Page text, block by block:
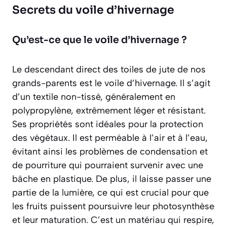
Secrets du voile d’hivernage
Qu’est-ce que le voile d’hivernage ?
Le descendant direct des toiles de jute de nos
grands-parents est le voile d’hivernage. Il s’agit
d’un textile non-tissé, généralement en
polypropylène, extrêmement léger et résistant.
Ses propriétés sont idéales pour la protection
des végétaux. Il est perméable à l’air et à l’eau,
évitant ainsi les problèmes de condensation et
de pourriture qui pourraient survenir avec une
bâche en plastique. De plus, il laisse passer une
partie de la lumière, ce qui est crucial pour que
les fruits puissent poursuivre leur photosynthèse
et leur maturation. C’est un matériau qui respire,